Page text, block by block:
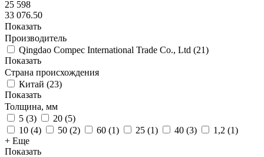
25 598
33 076.50
Показать
Производитель
Qingdao Compec International Trade Co., Ltd (21)
Показать
Страна происхождения
Китай (23)
Показать
Толщина, мм
5 (3) 20 (5)
10 (4) 50 (2) 60 (1) 25 (1) 40 (3) 1,2 (1)
+ Еще
Показать